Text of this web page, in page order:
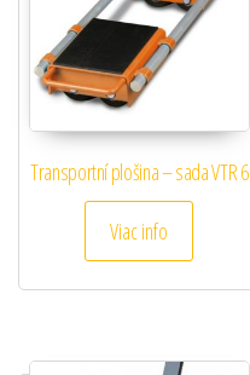
Transportní plošina – sada VTR 6
Viac info